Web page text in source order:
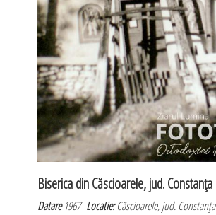
Biserica din Căscioarele, jud. Constanţa
Datare1967Locatie:Căscioarele, jud. Constanţa